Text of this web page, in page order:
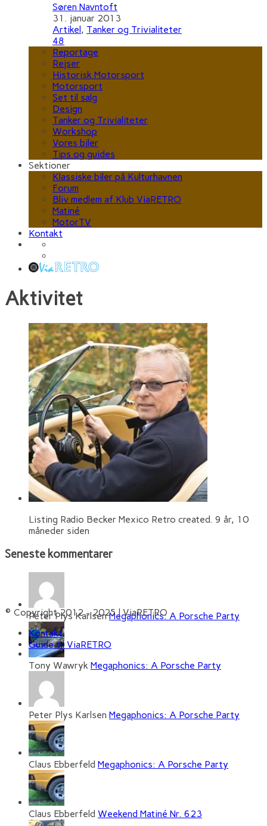
Søren Navntoft
31. januar 2013
Artikel, Tanker og Trivialiteter
48
Reportage
Rejser
Historisk Motorsport
Motorsport
Set til salg
Design
Tanker og Trivialiteter
Workshop
Vores biler
Tips og guides
Sektioner
Klassiske biler på Kulturhavnen
Forum
Bliv medlem af Klub ViaRETRO
Matiné
MotorTV
Kontakt
Aktivitet
Listing Radio Becker Mexico Retro created. 9 år, 10
måneder siden
Seneste kommentarer
Peter Plys KarlsenMegaphonics: A Porsche Party
Tony Wawryk Megaphonics: A Porsche Party
Peter Plys Karlsen Megaphonics: A Porsche Party
Claus Ebberfeld Megaphonics: A Porsche Party
Claus Ebberfeld Weekend Matiné Nr. 623
© Copyright 2012 - 2025 | ViaRETRO
Kontakt
Guide til ViaRETRO